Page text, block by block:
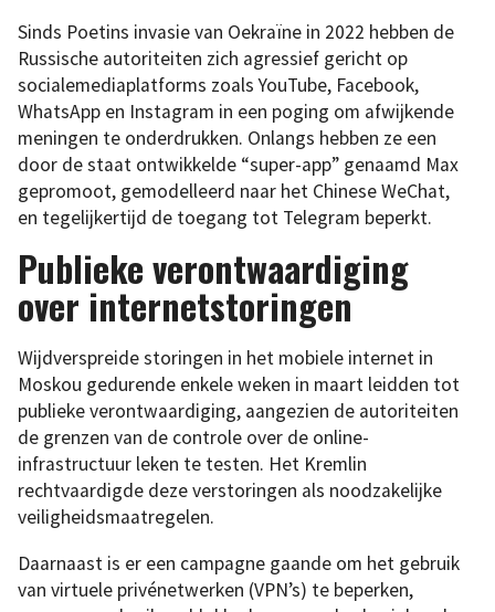
Sinds Poetins invasie van Oekraïne in 2022 hebben de
Russische autoriteiten zich agressief gericht op
socialemediaplatforms zoals YouTube, Facebook,
WhatsApp en Instagram in een poging om afwijkende
meningen te onderdrukken. Onlangs hebben ze een
door de staat ontwikkelde “super-app” genaamd Max
gepromoot, gemodelleerd naar het Chinese WeChat,
en tegelijkertijd de toegang tot Telegram beperkt.
Publieke verontwaardiging
over internetstoringen
Wijdverspreide storingen in het mobiele internet in
Moskou gedurende enkele weken in maart leidden tot
publieke verontwaardiging, aangezien de autoriteiten
de grenzen van de controle over de online-
infrastructuur leken te testen. Het Kremlin
rechtvaardigde deze verstoringen als noodzakelijke
veiligheidsmaatregelen.
Daarnaast is er een campagne gaande om het gebruik
van virtuele privénetwerken (VPN’s) te beperken,